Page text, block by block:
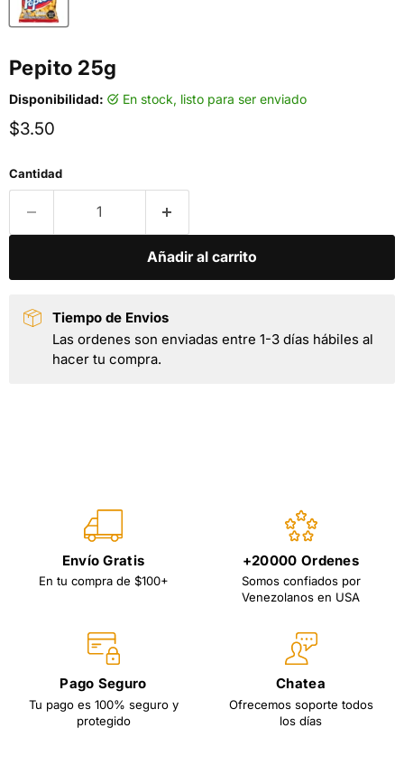
Pepito 25g
Disponibilidad: en stock, listo para ser enviado
Precio actual
$3.50
Cantidad
Añadir al carrito
Tiempo de Envios
Las ordenes son enviadas entre 1-3 días hábiles al
hacer tu compra.
Envío Gratis
En tu compra de $100+
+20000 Ordenes
Somos confiados por
Venezolanos en USA
Pago Seguro
Tu pago es 100% seguro y
protegido
Chatea
Ofrecemos soporte todos
los días